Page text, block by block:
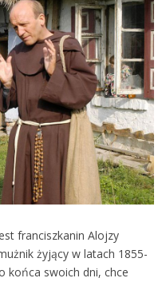
franciszkanin Alojzy
żyjący w latach 1855-
końca swoich dni, chce